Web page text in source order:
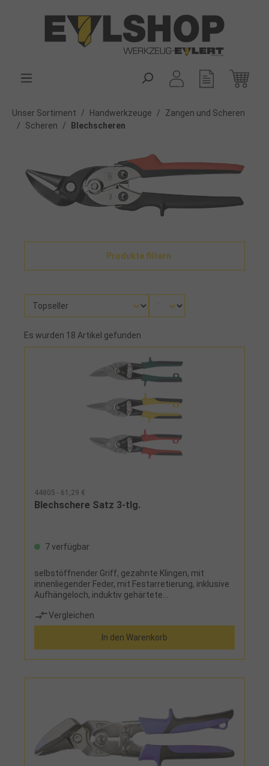
Unser Sortiment / Handwerkzeuge /
Zangen und Scheren
/
Scheren / Blechscheren
Produkte filtern
Es wurden 18 Artikel gefunden
44805 - 61,29 €
Blechschere Satz 3-tlg.
7 verfügbar
selbstöffnender Griff, gezahnte Klingen, mit
innenliegender Feder, mit Festarretierung, inklusive
Aufhängeloch, induktiv gehärtete
GriffLieferumfang: 1 Hebel-Blech-
Durchgangsschere, gerader Schnitt, Länge 250 mm
1 Hebel-Blech-Durchgangsschere,
rechtsschneidend, Länge 240 mm 1 Hebel-Blech-
Durchgangsschere, linksschneidend, Länge 240 mm
Vergleichen
In den Warenkorb